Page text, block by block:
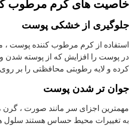
خاصیت های کرم مرطوب
جلوگیری از خشکی پوست
استفاده از کرم مرطوب کننده پوست ،
در پوست را افزایش که از پوسته شدن
کرده و لایه رطوبتی محافظتی را بر
جوان تر شدن پوست
مهمترین اجزای سر مانند صورت ،
به تغییرات محیط حساس هستند سلول